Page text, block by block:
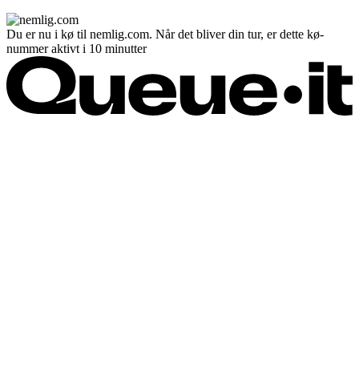
Du er nu i kø til nemlig.com. Når det bliver din tur, er dette kø-
nummer aktivt i 10 minutter